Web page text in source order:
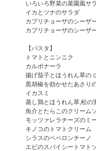
いろいろ野菜の菜園風サ
イカとツナのサラダ
カプリチョーザのシーザ
カプリチョーザのシーザ
【パスタ】
トマトとニンニク
カルボナーラ
揚げ茄子とほうれん草の
黒胡椒を効かせたあさり
イカスミ
蒸し鶏とほうれん草,松の
魚介とたらこのクリーム
モッツァレラチーズのミ
キノコのトマトクリーム
シラスのペペロンチーノ
エビのスパイシートマト